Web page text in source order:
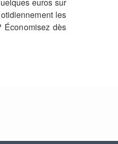
les
Économisez dès